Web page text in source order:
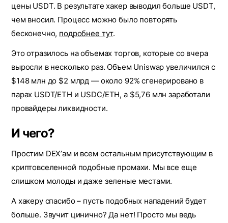
цены USDT. В результате хакер выводил больше USDT,
чем вносил. Процесс можно было повторять
бесконечно, подробнее тут.
Это отразилось на объемах торгов, которые со вчера
выросли в несколько раз. Объем Uniswap увеличился с
$148 млн до $2 млрд — около 92% сгенерировано в
парах USDT/ETH и USDC/ETH, а $5,76 млн заработали
провайдеры ликвидности.
И чего?
Простим DEX’ам и всем остальным присутствующим в
криптовселенной подобные промахи. Мы все еще
слишком молоды и даже зеленые местами.
А хакеру спасибо – пусть подобных нападений будет
больше. Звучит цинично? Да нет! Просто мы ведь